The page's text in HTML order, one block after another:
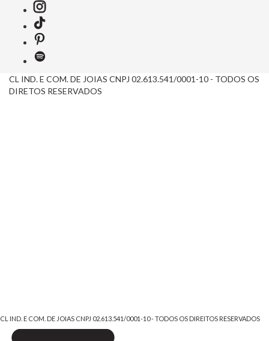
CL IND. E COM. DE JOIAS CNPJ 02.613.541/0001-10 - TODOS OS
DIRETOS RESERVADOS
CL IND. E COM. DE JOIAS CNPJ 02.613.541/0001-10 - TODOS OS DIREITOS RESERVADOS